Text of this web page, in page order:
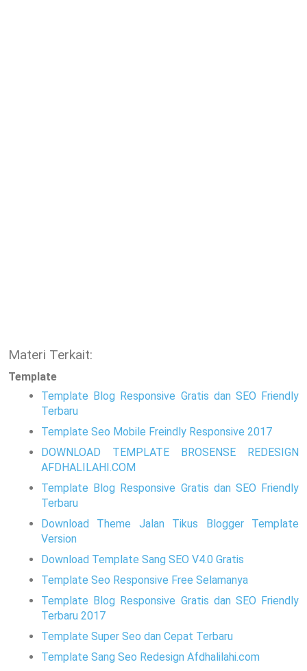
Materi Terkait:
Template
Template Blog Responsive Gratis dan SEO Friendly
Terbaru
Template Seo Mobile Freindly Responsive 2017
DOWNLOAD TEMPLATE BROSENSE REDESIGN
AFDHALILAHI.COM
Template Blog Responsive Gratis dan SEO Friendly
Terbaru
Download Theme Jalan Tikus Blogger Template
Version
Download Template Sang SEO V4.0 Gratis
Template Seo Responsive Free Selamanya
Template Blog Responsive Gratis dan SEO Friendly
Terbaru 2017
Template Super Seo dan Cepat Terbaru
Template Sang Seo Redesign Afdhalilahi.com